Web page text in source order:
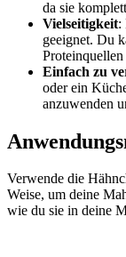
da sie komplett
Vielseitigkeit:
geeignet. Du
Einfach zu
oder ein
anzuwenden
Verwende die
Weise, um deine
wie du sie in deine